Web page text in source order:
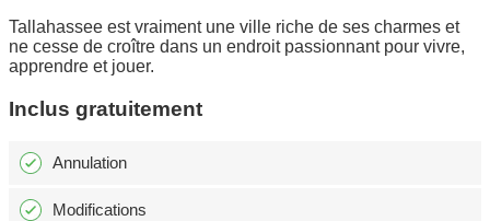
Tallahassee est vraiment une ville riche de ses charmes et
ne cesse de croître dans un endroit passionnant pour vivre,
apprendre et jouer.
Inclus gratuitement
Annulation
Modifications